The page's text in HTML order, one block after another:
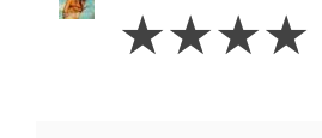
Stars
☆☆☆☆